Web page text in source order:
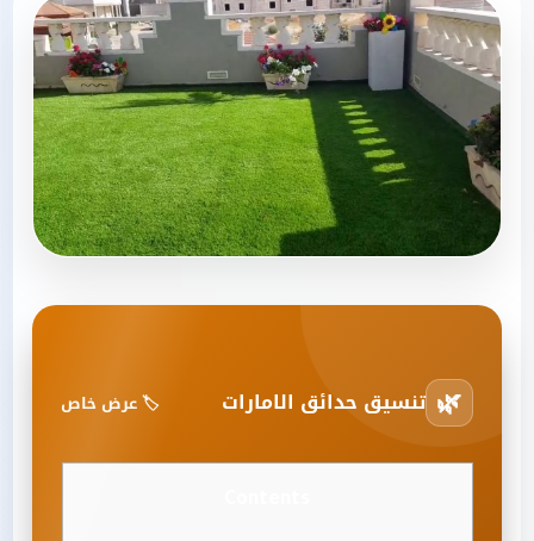
🌿 تنسيق حدائق الامارات 🏷️ عرض خاص